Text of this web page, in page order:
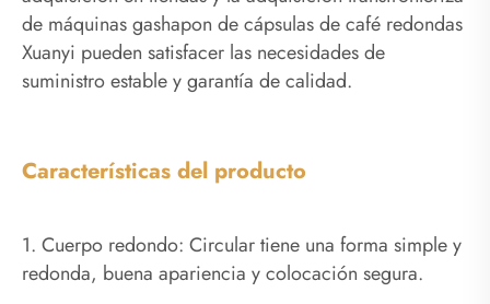
de máquinas gashapon de cápsulas de café redondas
Xuanyi pueden satisfacer las necesidades de
suministro estable y garantía de calidad.
Características del producto
1. Cuerpo redondo: Circular tiene una forma simple y
redonda, buena apariencia y colocación segura.